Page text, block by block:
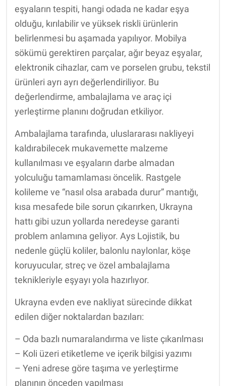
eşyaların tespiti, hangi odada ne kadar eşya
olduğu, kırılabilir ve yüksek riskli ürünlerin
belirlenmesi bu aşamada yapılıyor. Mobilya
sökümü gerektiren parçalar, ağır beyaz eşyalar,
elektronik cihazlar, cam ve porselen grubu, tekstil
ürünleri ayrı ayrı değerlendiriliyor. Bu
değerlendirme, ambalajlama ve araç içi
yerleştirme planını doğrudan etkiliyor.
Ambalajlama tarafında, uluslararası nakliyeyi
kaldırabilecek mukavemette malzeme
kullanılması ve eşyaların darbe almadan
yolculuğu tamamlaması öncelik. Rastgele
kolileme ve “nasıl olsa arabada durur” mantığı,
kısa mesafede bile sorun çıkarırken, Ukrayna
hattı gibi uzun yollarda neredeyse garanti
problem anlamına geliyor. Ays Lojistik, bu
nedenle güçlü koliler, balonlu naylonlar, köşe
koruyucular, streç ve özel ambalajlama
teknikleriyle eşyayı yola hazırlıyor.
Ukrayna evden eve nakliyat sürecinde dikkat
edilen diğer noktalardan bazıları:
– Oda bazlı numaralandırma ve liste çıkarılması
– Koli üzeri etiketleme ve içerik bilgisi yazımı
– Yeni adrese göre taşıma ve yerleştirme
planının önceden yapılması